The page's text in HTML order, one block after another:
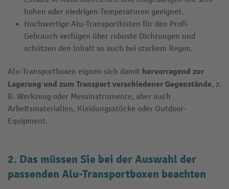
hohen oder niedrigen Temperaturen geeignet.
Hochwertige Alu-Transportkisten für den Profi-
Gebrauch verfügen über robuste Dichtungen und
schützen den Inhalt so auch bei starkem Regen.
Alu-Transportboxen eignen sich damit hervorragend zur
Lagerung und zum Transport verschiedener Gegenstände, z.
B. Werkzeug oder Messinstrumente, aber auch
Arbeitsmaterialien, Kleidungsstücke oder Outdoor-
Equipment.
2. Das müssen Sie bei der Auswahl der
passenden Alu-Transportboxen beachten